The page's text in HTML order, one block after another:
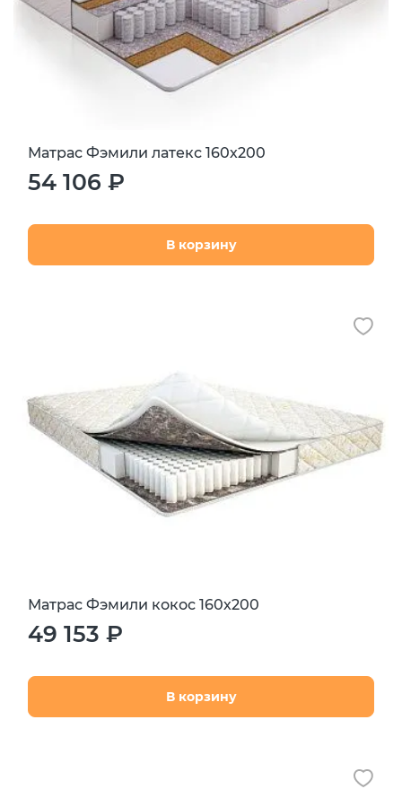
Матрас Фэмили латекс 160х200
54 106 ₽
В корзину
Матрас Фэмили кокос 160х200
49 153 ₽
В корзину